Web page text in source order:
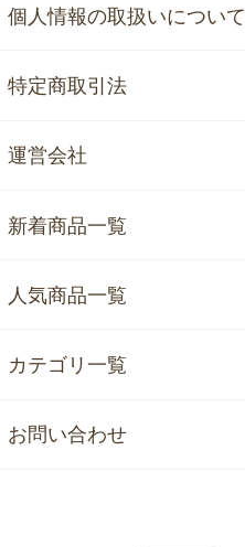
個人情報の取扱いについて
特定商取引法
運営会社
新着商品一覧
人気商品一覧
カテゴリ一覧
お問い合わせ